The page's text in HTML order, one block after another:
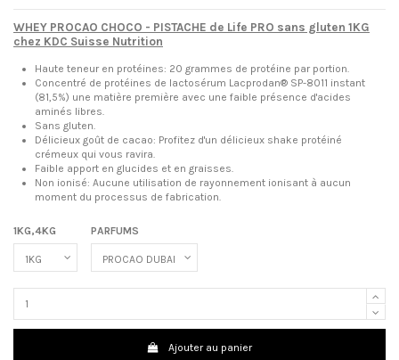
WHEY PROCAO CHOCO - PISTACHE de Life PRO sans gluten 1KG
chez KDC Suisse Nutrition
Haute teneur en protéines: 20 grammes de protéine par portion.
Concentré de protéines de lactosérum Lacprodan® SP-8011 instant
(81,5%) une matière première avec une faible présence d'acides
aminés libres.
Sans gluten.
Délicieux goût de cacao: Profitez d'un délicieux shake protéiné
crémeux qui vous ravira.
Faible apport en glucides et en graisses.
Non ionisé: Aucune utilisation de rayonnement ionisant à aucun
moment du processus de fabrication.
1KG,4KG PARFUMS
Ajouter au panier